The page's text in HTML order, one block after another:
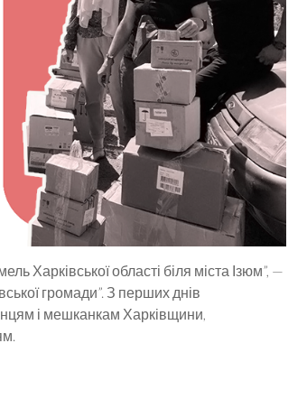
Харківської області біля міста Ізюм”, —
громади”. З перших днів
і мешканкам Харківщини,